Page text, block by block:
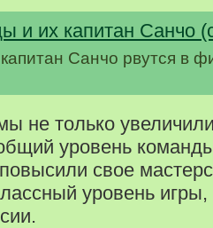
Санчо рвутся в
не только
уровень
свое
уровень